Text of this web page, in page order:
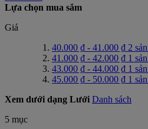
Lựa chọn mua sắm
Giá
40.000 ₫ - 41.000 ₫ 2
41.000 ₫ - 42.000 ₫ 1
43.000 ₫ - 44.000 ₫ 1
45.000 ₫ - 50.000 ₫ 1
Xem dưới dạng Lưới Danh sách
5 mục